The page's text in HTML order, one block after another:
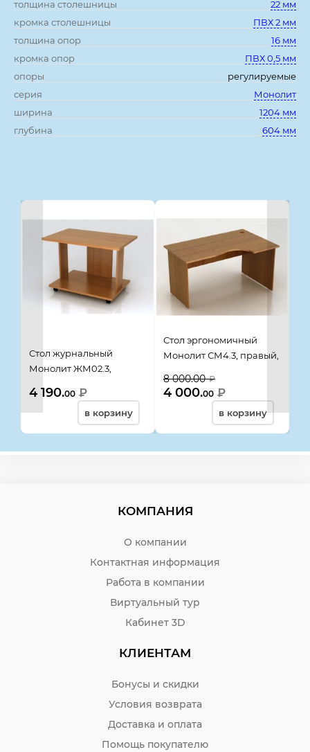
толщина столешницы
22 мм
кромка столешницы
ПВХ 2 мм
толщина опор
16 мм
кромка опор
ПВХ 0,5 мм
опоры
регулируемые
серия
Монолит
ширина
1204 мм
глубина
604 мм
Стол журнальный
Монолит ЖМ02.3,
гварнери
4 190.00 ₽
в корзину
Стол эргономичный
Монолит СМ4.3, правый,
гварнери, 02108
8 000.00 ₽
4 000.00 ₽
в корзину
КОМПАНИЯ
О компании
Контактная информация
Работа в компании
Виртуальный тур
Кабинет 3D
КЛИЕНТАМ
Бонусы и скидки
Условия возврата
Доставка и оплата
Помощь покупателю